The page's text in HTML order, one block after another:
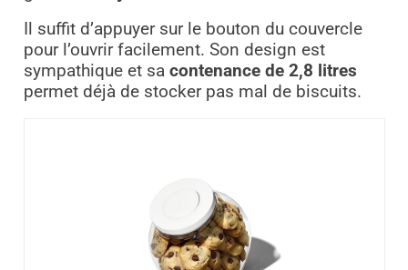
Il suffit d’appuyer sur le bouton du couvercle
pour l’ouvrir facilement. Son design est
sympathique et sa contenance de 2,8 litres
permet déjà de stocker pas mal de biscuits.